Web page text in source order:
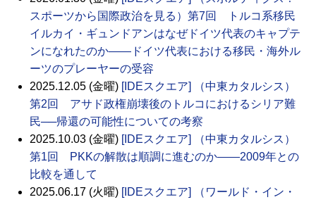
スポーツから国際政治を見る）第7回 トルコ系移民
イルカイ・ギュンドアンはなぜドイツ代表のキャプテ
ンになれたのか――ドイツ代表における移民・海外ル
ーツのプレーヤーの受容
2025.12.05 (金曜) [IDEスクエア] （中東カタルシス）
第2回 アサド政権崩壊後のトルコにおけるシリア難
民──帰還の可能性についての考察
2025.10.03 (金曜) [IDEスクエア] （中東カタルシス）
第1回 PKKの解散は順調に進むのか――2009年との
比較を通して
2025.06.17 (火曜) [IDEスクエア] （ワールド・イン・